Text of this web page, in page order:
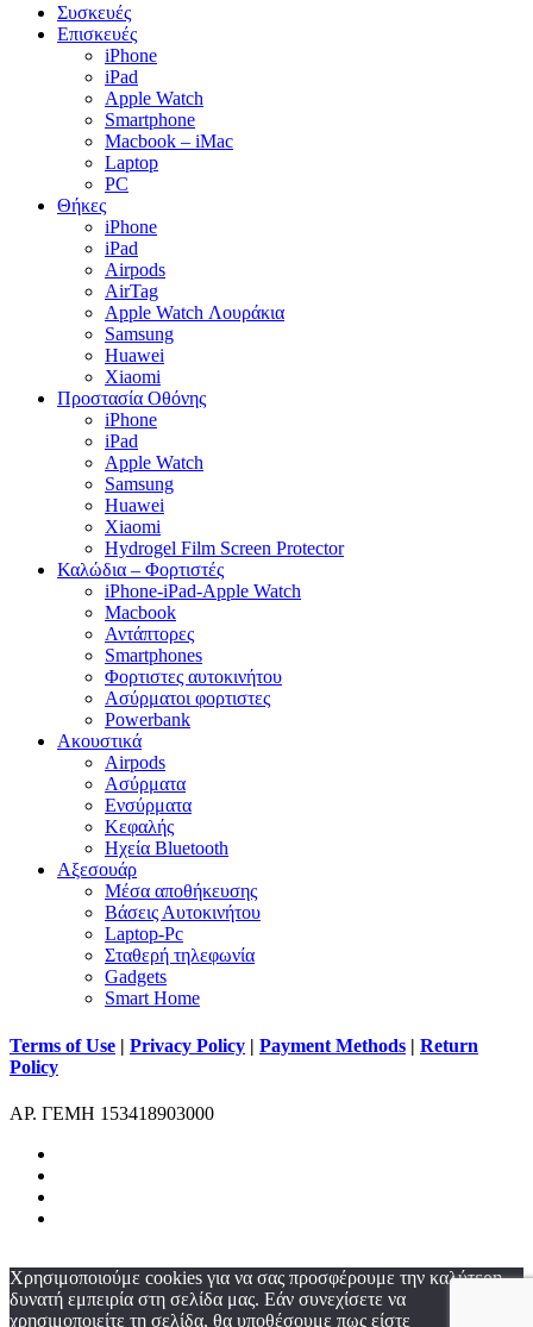
Close
Menu
Συσκευές
Επισκευές
iPhone
iPad
Apple Watch
Smartphone
Macbook – iMac
Laptop
PC
Θήκες
iPhone
iPad
Airpods
AirTag
Apple Watch Λουράκια
Samsung
Huawei
Xiaomi
Προστασία Οθόνης
iPhone
iPad
Apple Watch
Samsung
Huawei
Xiaomi
Hydrogel Film Screen Protector
Καλώδια – Φορτιστές
iPhone-iPad-Apple Watch
Macbook
Αντάπτορες
Smartphones
Φορτιστες αυτοκινήτου
Ασύρματοι φορτιστες
Powerbank
Ακουστικά
Airpods
Ασύρματα
Ενσύρματα
Κεφαλής
Ηχεία Bluetooth
Αξεσουάρ
Μέσα αποθήκευσης
Βάσεις Αυτοκινήτου
Laptop-Pc
Σταθερή τηλεφωνία
Gadgets
Smart Home
Terms of Use | Privacy Policy | Payment Methods | Return
Policy
ΑΡ. ΓΕΜΗ 153418903000
Χρησιμοποιούμε cookies για να σας προσφέρουμε την καλύτερη
δυνατή εμπειρία στη σελίδα μας. Εάν συνεχίσετε να
χρησιμοποιείτε τη σελίδα, θα υποθέσουμε πως είστε